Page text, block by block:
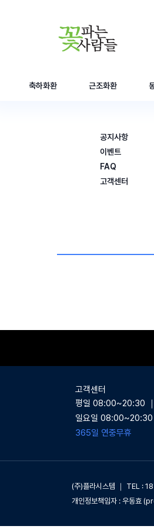
축하화환 근조화환
공지사항
이벤트
FAQ
고객센터
고객센터
평일 08:00~20:30
일요일
365일 연중무휴
(주)플라시스템 ｜ TEL :
개인정보책임자 : 우동효